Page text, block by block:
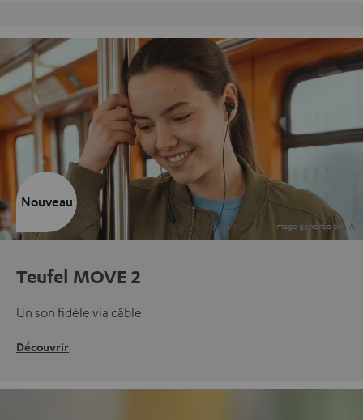
Teufel MOVE 2
Un son fidèle via câble
Découvrir
Nouveau